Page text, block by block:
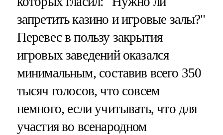
запретить казино и игровые залы?"
Перевес в пользу закрытия
игровых заведений оказался
минимальным, составив всего 350
тысяч голосов, что совсем
немного, если учитывать, что для
участия во всенародном